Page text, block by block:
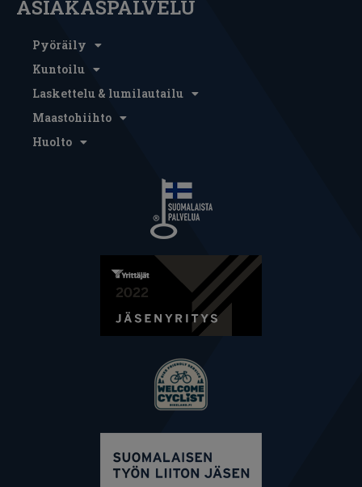
ASIAKASPALVELU
Pyöräily
Kuntoilu
Laskettelu & lumilautailu
Maastohiihto
Huolto